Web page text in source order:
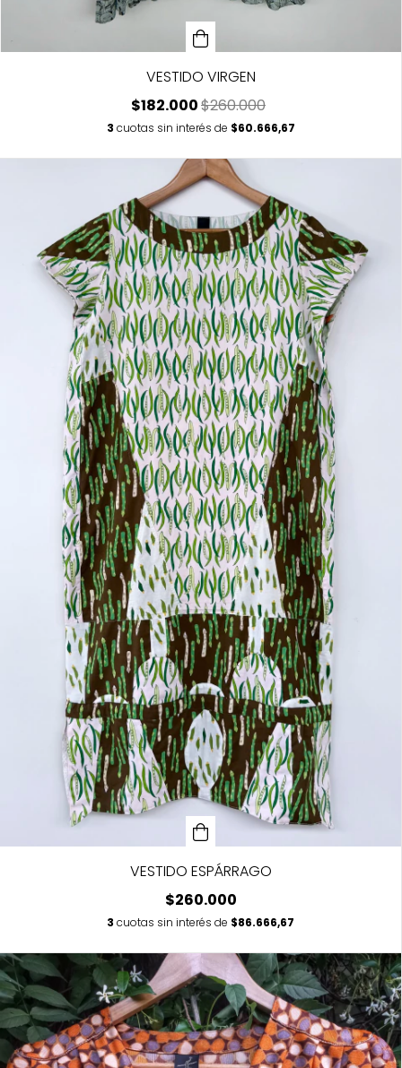
VESTIDO VIRGEN
$182.000$260.000
3 cuotas sin interés de $60.666,67
VESTIDO ESPÁRRAGO
$260.000
3 cuotas sin interés de $86.666,67